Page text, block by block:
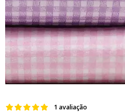
1 avaliação